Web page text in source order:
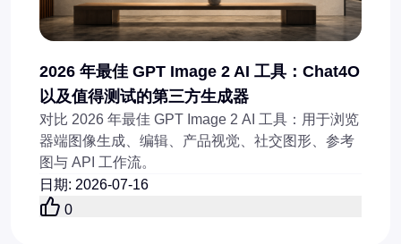
2026 年最佳 GPT Image 2 AI 工具：Chat4O
以及值得测试的第三方生成器
对比 2026 年最佳 GPT Image 2 AI 工具：用于浏览
器端图像生成、编辑、产品视觉、社交图形、参考
图与 API 工作流。
日期: 2026-07-16
0